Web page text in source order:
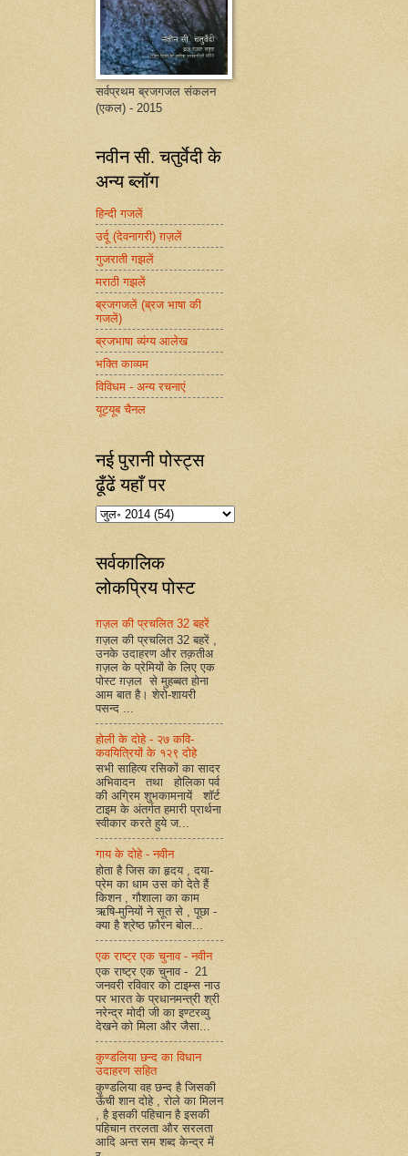
सर्वप्रथम ब्रजगजल संकलन
(एकल) - 2015
नवीन सी. चतुर्वेदी के
अन्य ब्लॉग
हिन्दी गजलें
उर्दू (देवनागरी) ग़ज़लें
गुजराती गझलें
मराठी गझलें
ब्रजगजलें (ब्रज भाषा की
गजलें)
ब्रजभाषा व्यंग्य आलेख
भक्ति काव्यम
विविधम - अन्य रचनाएं
यूट्यूब चैनल
नई पुरानी पोस्ट्स
ढूँढें यहाँ पर
सर्वकालिक
लोकप्रिय पोस्ट
ग़ज़ल की प्रचलित 32 बहरें
ग़ज़ल की प्रचलित 32 बहरें ,
उनके उदाहरण और तक़तीअ
ग़ज़ल के प्रेमियों के लिए एक
पोस्ट ग़ज़ल से मुहब्बत होना
आम बात है। शेरो-शायरी
पसन्द ...
होली के दोहे - २७ कवि-
कवयित्रियों के १२९ दोहे
सभी साहित्य रसिकों का सादर
अभिवादन तथा होलिका पर्व
की अग्रिम शुभकामनायें शॉर्ट
टाइम के अंतर्गत हमारी प्रार्थना
स्वीकार करते हुये ज...
गाय के दोहे - नवीन
होता है जिस का हृदय , दया-
प्रेम का धाम उस को देते हैं
किशन , गौशाला का काम
ऋषि-मुनियों ने सूत से , पूछा -
क्या है श्रेष्ठ फ़ौरन बोल...
एक राष्ट्र एक चुनाव - नवीन
एक राष्ट्र एक चुनाव - 21
जनवरी रविवार को टाइम्स नाउ
पर भारत के प्रधानमन्त्री श्री
नरेन्द्र मोदी जी का इण्टरव्यु
देखने को मिला और जैसा...
कुण्डलिया छन्द का विधान
उदाहरण सहित
कुण्डलिया वह छन्द है जिसकी
ऊँची शान दोहे , रोले का मिलन
, है इसकी पहिचान है इसकी
पहिचान तरलता और सरलता
आदि अन्त सम शब्द केन्द्र में